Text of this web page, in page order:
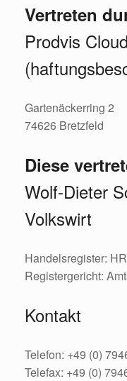
Vertreten
Prodvis
Gartenäckerring 2
74626 Bretzfeld
Diese
Wolf-Dieter
Volkswirt
Handelsregister:
Registergericht:
Kontakt
Telefon: +49 (0)
Telefax: +49 (0)